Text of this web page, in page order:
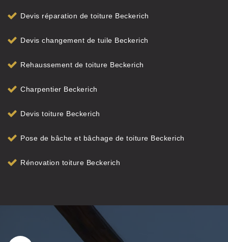
Devis réparation de toiture Beckerich
Devis changement de tuile Beckerich
Rehaussement de toiture Beckerich
Charpentier Beckerich
Devis toiture Beckerich
Pose de bâche et bâchage de toiture Beckerich
Rénovation toiture Beckerich